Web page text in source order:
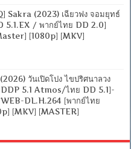
Sakra (2023) เฉียวฟง จอมยุทธ์
5.1.EX / พากย์ไทย DD 2.0]
[1080p] [MKV]
วันเปิดโปง ไขปริศนาลวง
5.1 Atmos/ไทย DD 5.1]-
DL.H.264 [พากย์ไทย
[MKV] [MASTER]